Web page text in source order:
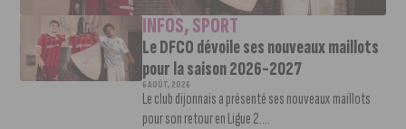
INFOS,SPORT
Le DFCO dévoile ses nouveaux maillots
pour la saison 2026-2027
6 AOÛT, 2026
Le club dijonnais a présenté ses nouveaux maillots
pour son retour en Ligue 2....